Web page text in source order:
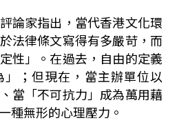
論家指出，當代香港文化環
法律條文寫得有多嚴苛，而
性」。在過去，自由的定義
；但現在，當主辦單位以
當「不可抗力」成為萬用藉
種無形的心理壓力。